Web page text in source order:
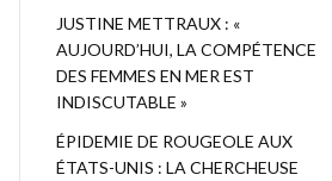
JUSTINE METTRAUX : «
AUJOURD’HUI, LA COMPÉTENCE
DES FEMMES EN MER EST
INDISCUTABLE »
ÉPIDEMIE DE ROUGEOLE AUX
ÉTATS-UNIS : LA CHERCHEUSE